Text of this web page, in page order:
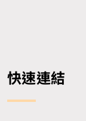
快速連結